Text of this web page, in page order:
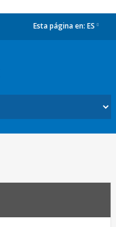
Esta página en: ES